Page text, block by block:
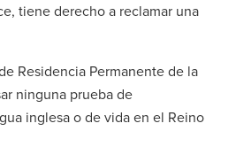
tiene derecho a reclamar una
Residencia Permanente de la
ninguna prueba de
inglesa o de vida en el Reino